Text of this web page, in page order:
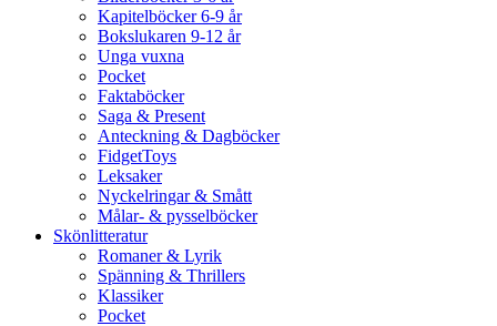
Kapitelböcker 6-9 år
Bokslukaren 9-12 år
Unga vuxna
Pocket
Faktaböcker
Saga & Present
Anteckning & Dagböcker
FidgetToys
Leksaker
Nyckelringar & Smått
Målar- & pysselböcker
Skönlitteratur
Romaner & Lyrik
Spänning & Thrillers
Klassiker
Pocket